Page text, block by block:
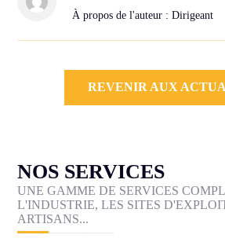
À propos de l'auteur : Dirigeant
REVENIR AUX
NOS SERVICES
UNE GAMME DE SERVICES
L'INDUSTRIE, LES SITES
ARTISANS...